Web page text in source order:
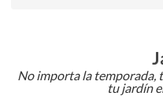
No importa la temporada,
tu jardín